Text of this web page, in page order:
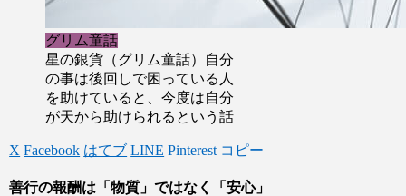
グリム童話
星の銀貨（グリム童話）自分
の事は後回しで困っている人
を助けていると、今度は自分
が天から助けられるという話
X Facebook はてブ LINE Pinterest コピー
善行の報酬は「物質」ではなく「安心」